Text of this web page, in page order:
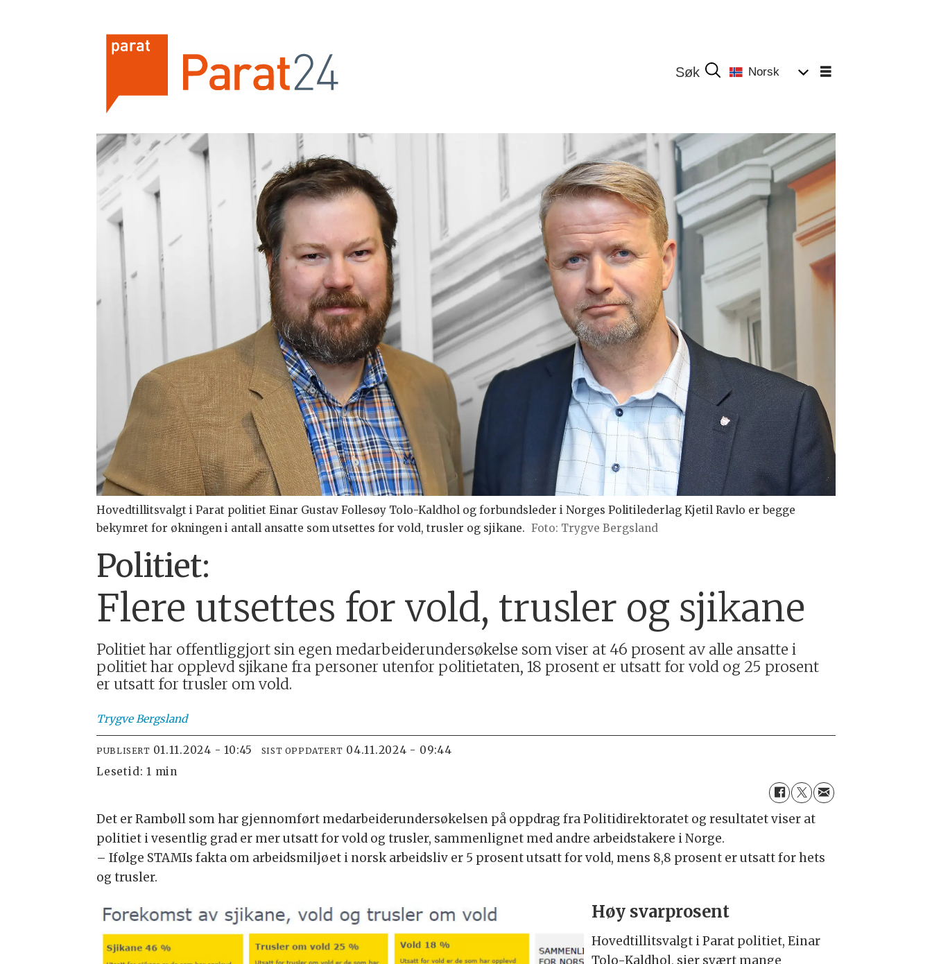
Norsk
Hovedtillitsvalgt i Parat politiet Einar Gustav Follesøy Tolo-Kaldhol og forbundsleder i Norges Politilederlag Kjetil Ravlo er begge
bekymret for økningen i antall ansatte som utsettes for vold, trusler og sjikane. Foto: Trygve Bergsland
Politiet:
Flere utsettes for vold, trusler og sjikane
Politiet har offentliggjort sin egen medarbeiderundersøkelse som viser at 46 prosent av alle ansatte i
politiet har opplevd sjikane fra personer utenfor politietaten, 18 prosent er utsatt for vold og 25 prosent
er utsatt for trusler om vold.
Trygve Bergsland
PUBLISERT 01.11.2024 - 10:45 SIST OPPDATERT
04.11.2024 - 09:44
Lesetid:1 min
Det er Rambøll som har gjennomført medarbeiderundersøkelsen på oppdrag fra Politidirektoratet og resultatet viser at
politiet i vesentlig grad er mer utsatt for vold og trusler, sammenlignet med andre arbeidstakere i Norge.
– Ifølge STAMIs fakta om arbeidsmiljøet i norsk arbeidsliv er 5 prosent utsatt for vold, mens 8,8 prosent er utsatt for hets
og trusler.
Høy svarprosent
Hovedtillitsvalgt i Parat politiet, Einar
Tolo-Kaldhol, sier svært mange